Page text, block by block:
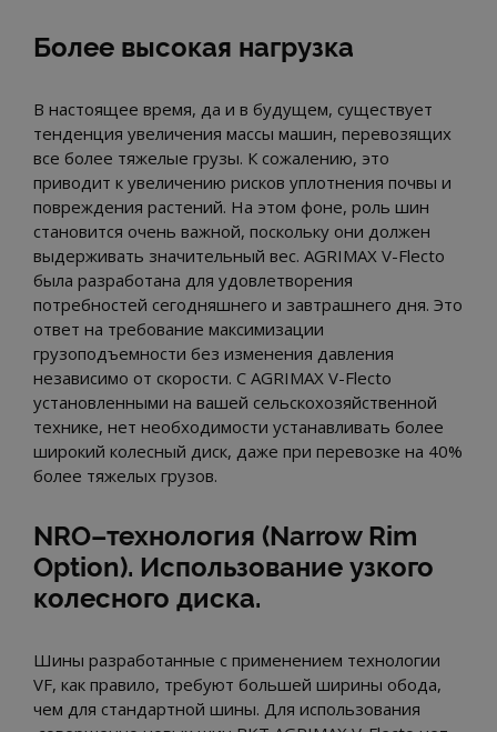
Более высокая нагрузка
В настоящее время, да и в будущем, существует
тенденция увеличения массы машин, перевозящих
все более тяжелые грузы. К сожалению, это
приводит к увеличению рисков уплотнения почвы и
повреждения растений. На этом фоне, роль шин
становится очень важной, поскольку они должен
выдерживать значительный вес. AGRIMAX V-Flecto
была разработана для удовлетворения
потребностей сегодняшнего и завтрашнего дня. Это
ответ на требование максимизации
грузоподъемности без изменения давления
независимо от скорости. С AGRIMAX V-Flecto
установленными на вашей сельскохозяйственной
технике, нет необходимости устанавливать более
широкий колесный диск, даже при перевозке на 40%
более тяжелых грузов.
NRO–технология (Narrow Rim
Option). Использование узкого
колесного диска.
Шины разработанные с применением технологии
VF, как правило, требуют большей ширины обода,
чем для стандартной шины. Для использования